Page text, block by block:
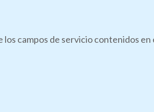
campos de servicio contenidos